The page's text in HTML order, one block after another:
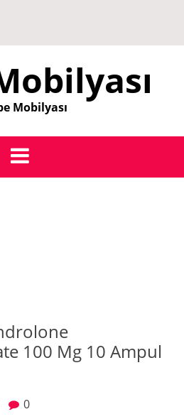
Mobilyası
100 Mg 10 Ampul
0